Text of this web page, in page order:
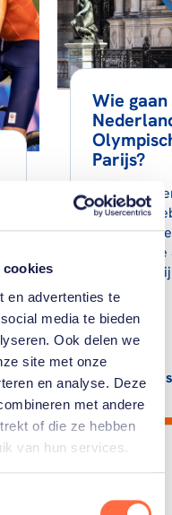
cookies
en advertenties te
media te bieden
Ook delen we
site met onze
en analyse. Deze
met andere
of die ze hebben
van hun services.
Wie
Parijs?
Welke
sporters
Parijs?